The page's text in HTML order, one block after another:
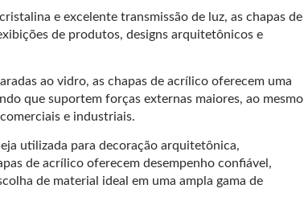
e excelente transmissão de luz, as chapas de
de produtos, designs arquitetônicos e
ao vidro, as chapas de acrílico oferecem uma
que suportem forças externas maiores, ao mesmo
e industriais.
utilizada para decoração arquitetônica,
de acrílico oferecem desempenho confiável,
de material ideal em uma ampla gama de
Verde Translúcido